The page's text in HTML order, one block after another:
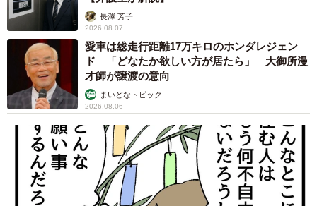
長澤 芳子
2026.08.07
愛車は総走行距離17万キロのホンダレジェン
ド 「どなたか欲しい方が居たら」 大御所漫
才師が譲渡の意向
まいどなトピック
2026.08.06